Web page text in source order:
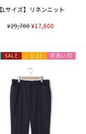
【Lサイズ】リネンニット
¥29,700¥17,600
SALE L SIZE 手洗い可